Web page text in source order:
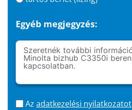
Egyéb megjegyzés:
Az adatkezelési nyilatkozatot